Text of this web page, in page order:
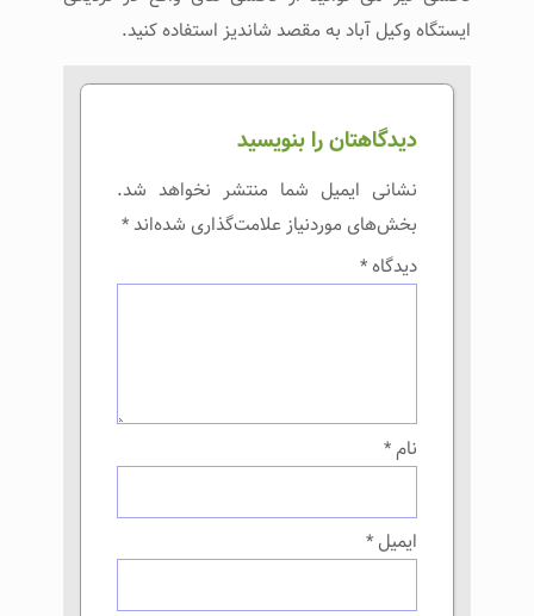
ایستگاه وکیل آباد به مقصد شاندیز استفاده کنید.
دیدگاهتان را بنویسید
نشانی ایمیل شما منتشر نخواهد شد.
بخش‌های موردنیاز علامت‌گذاری شده‌اند*
دیدگاه*
نام*
ایمیل *